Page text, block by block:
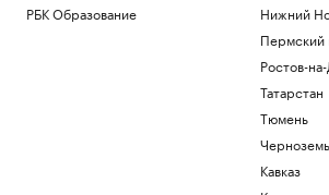
РБК Образование
Нижний
Пермский
Ростов-
Татарстан
Тюмень
Кавказ